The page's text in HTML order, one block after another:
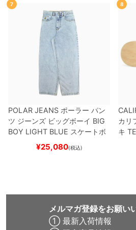
7
POLAR JEANS ポーラー パン
ツ ジーンズ ビッグボーイ BIG
BOY LIGHT BLUE スケートボ
ード スケボー
¥25,080(税込)
8
カリ
キ
ブ
ー
メルマガ登録をお願い
① 最新入荷情報